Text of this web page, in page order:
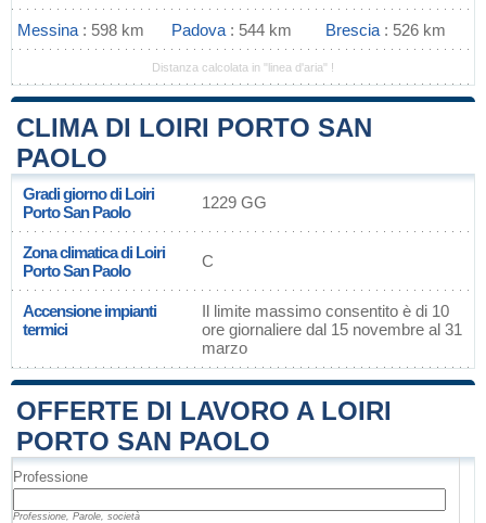
Messina : 598 km Padova : 544 km Brescia : 526 km
Distanza calcolata in "linea d'aria" !
CLIMA DI LOIRI PORTO SAN
PAOLO
Gradi giorno di Loiri
Porto San Paolo
1229 GG
Zona climatica di Loiri
Porto San Paolo
C
Accensione impianti
termici
Il limite massimo consentito è di 10
ore giornaliere dal 15 novembre al 31
marzo
OFFERTE DI LAVORO A LOIRI
PORTO SAN PAOLO
Professione
Professione, Parole, società